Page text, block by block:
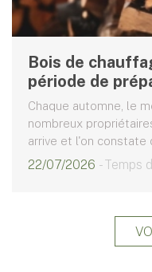
Bois de
période de
Chaque automne, le
nombreux
arrive et l'on constate
22/07/2026 - Temps